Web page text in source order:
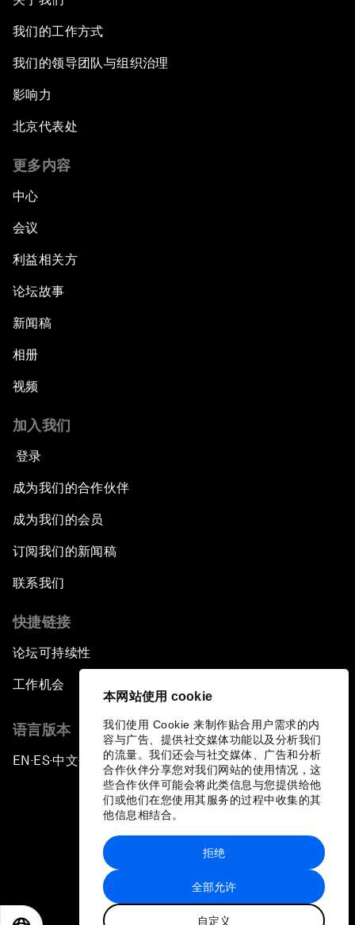
本网站使用 cookie
我们使用 Cookie 来制作贴合用户需求的内
容与广告、提供社交媒体功能以及分析我们
的流量。我们还会与社交媒体、广告和分析
合作伙伴分享您对我们网站的使用情况，这
些合作伙伴可能会将此类信息与您提供给他
们或他们在您使用其服务的过程中收集的其
他信息相结合。
全部允许
自定义
拒绝
我们的工作方式
我们的领导团队与组织治理
影响力
北京代表处
更多内容
中心
会议
利益相关方
论坛故事
新闻稿
相册
视频
加入我们
登录
成为我们的合作伙伴
成为我们的会员
订阅我们的新闻稿
联系我们
快捷链接
论坛可持续性
工作机会
语言版本
EN ▪ES▪中文▪ 日本語
站点地图